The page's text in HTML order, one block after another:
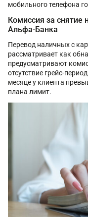
мобильного телефона
Комиссия за снятие
Альфа-Банка
Перевод наличных с
рассматривает как
предусматривают
отсутствие грейс-
месяце у клиента
плана лимит.